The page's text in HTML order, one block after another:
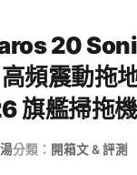
20
頻震動拖
旗艦掃拖
分類： 開箱文 & 評測